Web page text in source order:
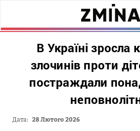
В Україні зросла
злочинів проти
постраждали
Дата: 28 Лютого 2026